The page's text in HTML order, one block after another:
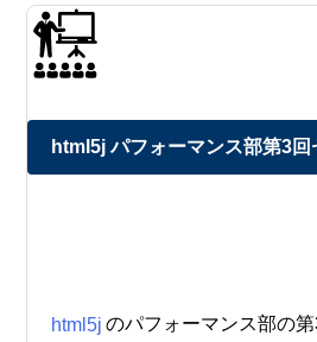
html5j パフォーマンス部第3回
html5j のパフォーマンス部の